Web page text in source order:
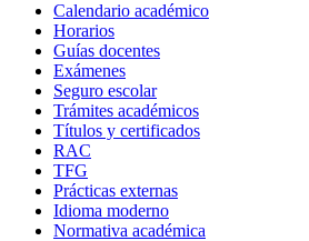
Calendario académico
Horarios
Guías docentes
Exámenes
Seguro escolar
Trámites académicos
Títulos y certificados
RAC
TFG
Prácticas externas
Idioma moderno
Normativa académica